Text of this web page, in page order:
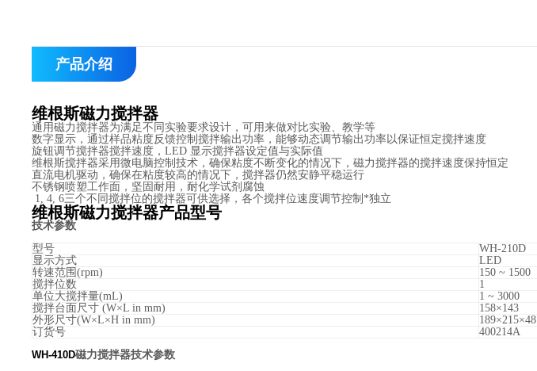
产品介绍
维根斯磁力搅拌器
通用磁力搅拌器为满足不同实验要求设计，可用来做对比实验、教学等
数字显示，通过样品粘度反馈控制搅拌输出功率，能够动态调节输出功率以保证恒定搅拌速度
旋钮调节搅拌器搅拌速度，LED 显示搅拌器设定值与实际值
维根斯搅拌器采用微电脑控制技术，确保粘度不断变化的情况下，磁力搅拌器的搅拌速度保持恒定
直流电机驱动，确保在粘度较高的情况下，搅拌器仍然安静平稳运行
不锈钢喷塑工作面，坚固耐用，耐化学试剂腐蚀
1, 4, 6三个不同搅拌位的搅拌器可供选择，各个搅拌位速度调节控制*独立
维根斯磁力搅拌器产品型号
技术参数
型号
WH-210D
显示方式
LED
转速范围(rpm)
150 ~ 1500
搅拌位数
1
单位大搅拌量(mL)
1 ~ 3000
搅拌台面尺寸 (W×L in mm)
158×143
外形尺寸(W×L×H in mm)
189×215×48
订货号
400214A
WH-410D磁力搅拌器技术参数